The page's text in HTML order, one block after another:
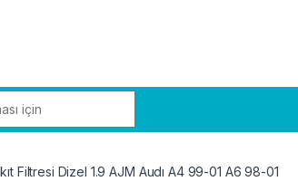
Filtresi Dizel 1.9 AJM Audı A4 99-01 A6 98-01